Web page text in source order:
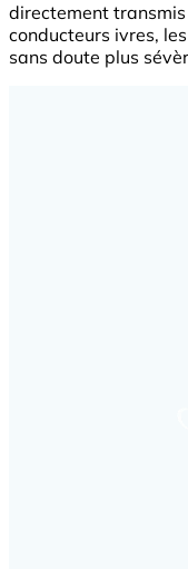
directement
conducteurs ivres,
sans doute plus